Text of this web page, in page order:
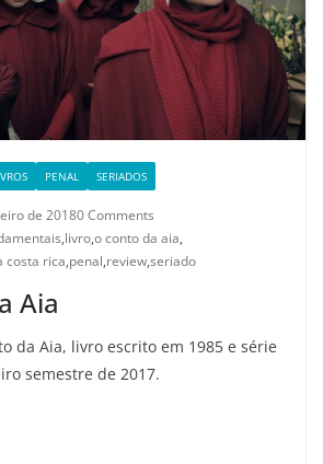
PENAL SERIADOS
de 20180 Comments
,livro,o conto da aia,
costa rica,penal,review,seriado
Aia
da Aia, livro escrito em 1985 e série
semestre de 2017.